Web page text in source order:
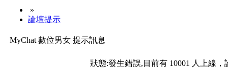
»
論壇提示
MyChat 數位男女 提示訊息
狀態:發生錯誤,目前有 10001 人上線